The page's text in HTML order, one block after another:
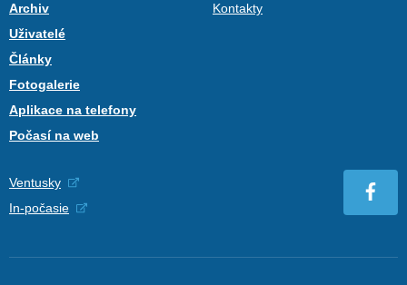
Archiv
Uživatelé
Články
Fotogalerie
Aplikace na telefony
Počasí na web
Kontakty
Ventusky
In-počasie